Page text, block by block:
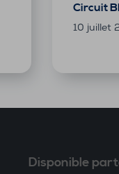
Circuit
10 juillet
Disponible